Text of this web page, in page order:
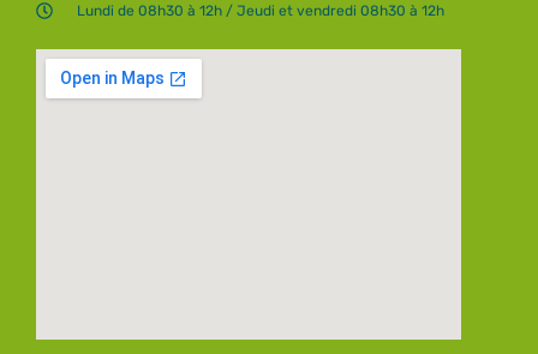
Lundi de 08h30 à 12h / Jeudi et vendredi 08h30 à 12h